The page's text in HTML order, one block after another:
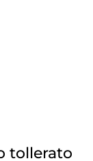
tollerato